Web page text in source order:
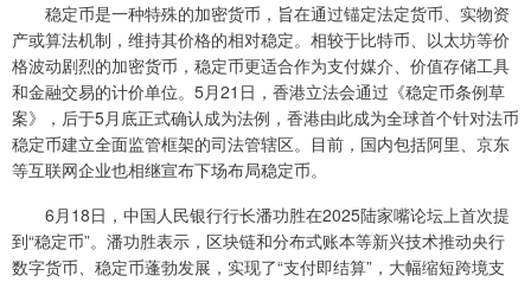
稳定币是一种特殊的加密货币，旨在通过锚定法定货币、实物资
产或算法机制，维持其价格的相对稳定。相较于比特币、以太坊等价
格波动剧烈的加密货币，稳定币更适合作为支付媒介、价值存储工具
和金融交易的计价单位。5月21日，香港立法会通过《稳定币条例草
案》，后于5月底正式确认成为法例，香港由此成为全球首个针对法币
稳定币建立全面监管框架的司法管辖区。目前，国内包括阿里、京东
等互联网企业也相继宣布下场布局稳定币。
6月18日，中国人民银行行长潘功胜在2025陆家嘴论坛上首次提
到“稳定币”。潘功胜表示，区块链和分布式账本等新兴技术推动央行
数字货币、稳定币蓬勃发展，实现了“支付即结算”，大幅缩短跨境支